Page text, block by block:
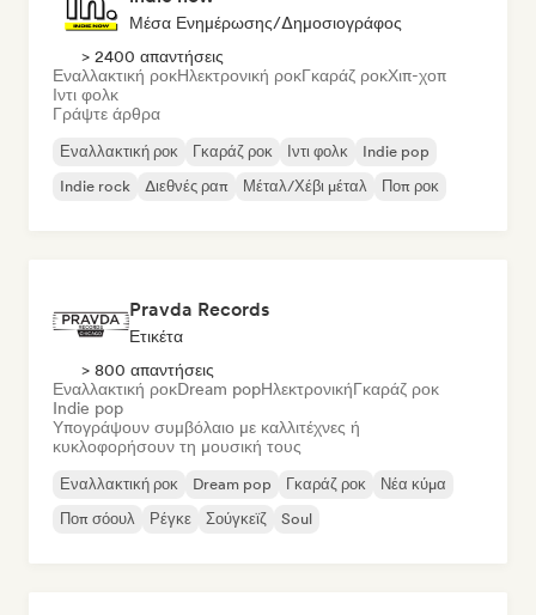
Μέσα Ενημέρωσης/Δημοσιογράφος
> 2400 απαντήσεις
Εναλλακτική ροκΗλεκτρονική ροκΓκαράζ ροκΧιπ-χοπ
Ιντι φολκ
Γράψτε άρθρα
Εναλλακτική ροκ Γκαράζ ροκ Ιντι φολκ
Indie pop
Indie rock
Διεθνές ραπ Μέταλ/Χέβι μέταλ Ποπ ροκ
Pravda Records
Ετικέτα
> 800 απαντήσεις
Εναλλακτική ροκDream popΗλεκτρονικήΓκαράζ ροκ
Indie pop
Υπογράψουν συμβόλαιο με καλλιτέχνες ή
κυκλοφορήσουν τη μουσική τους
Εναλλακτική ροκ Dream pop Γκαράζ ροκ
Νέα κύμα
Ποπ σόουλ
Ρέγκε Σούγκεϊζ Soul